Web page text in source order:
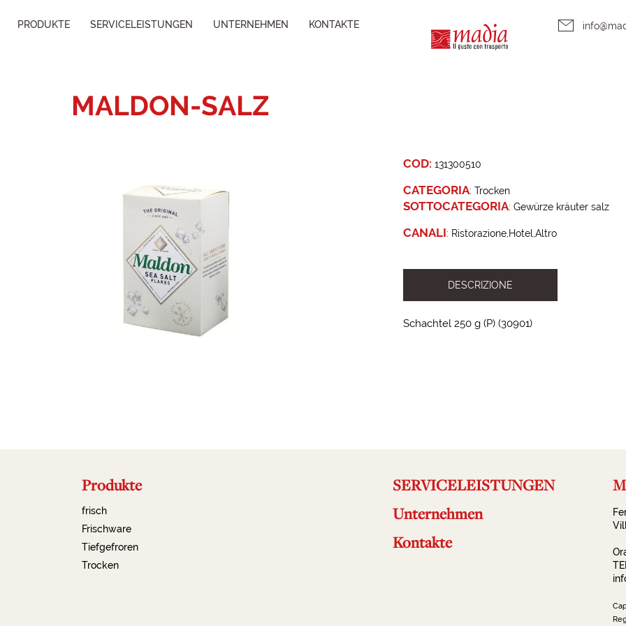
PRODUKTE SERVICELEISTUNGEN UNTERNEHMEN KONTAKTE
MALDON-SALZ
COD: 131300510
CATEGORIA: Trocken
SOTTOCATEGORIA: Gewürze kräuter salz
CANALI: Ristorazione Hotel Altro
DESCRIZIONE
Schachtel 250 g (P) (30901)
Produkte
frisch
Frischware
Tiefgefroren
Trocken
SERVICELEISTUNGEN
Unternehmen
Kontakte